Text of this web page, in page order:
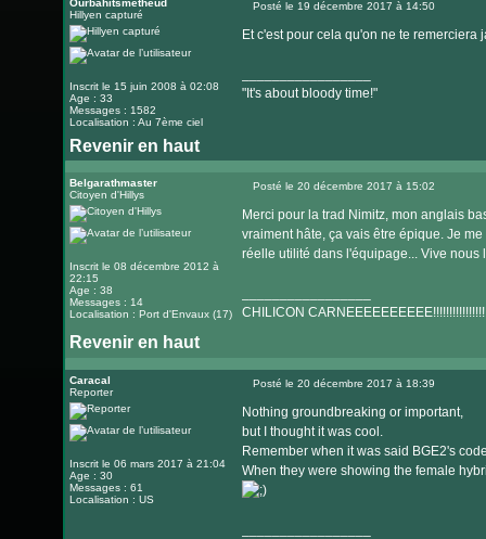
internet
Ourbahitsmetheud
Hillyen capturé
Inscrit le 15 juin 2008 à 02:08
Age : 33
Messages : 1582
Localisation : Au 7ème ciel
Posté le 19 décembre 2017 à 14:50
Et c'est pour cela qu'on ne te remerciera
"It's about bloody time!"
Revenir en haut
Visiter
le
internet
Belgarathmaster
Citoyen d'Hillys
Inscrit le 08 décembre 2012 à
22:15
Age : 38
Messages : 14
Localisation : Port d'Envaux (17)
Posté le 20 décembre 2017 à 15:02
Merci pour la trad Nimitz, mon anglais
vraiment hâte, ça vais être épique. Je
réelle utilité dans l'équipage... Vive nous
CHILICON
Revenir en haut
Caracal
Reporter
Inscrit le 06 mars 2017 à 21:04
Age : 30
Messages : 61
Localisation : US
Posté le 20 décembre 2017 à 18:39
Nothing groundbreaking or important,
but I thought it was cool.
Remember when it was said BGE2's
When they were showing the female